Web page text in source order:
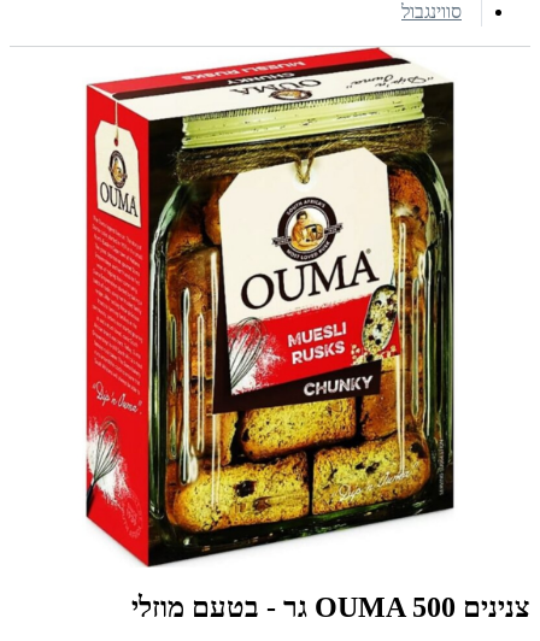
סווינגבול
צנינים OUMA 500 גר - בטעם מוזלי